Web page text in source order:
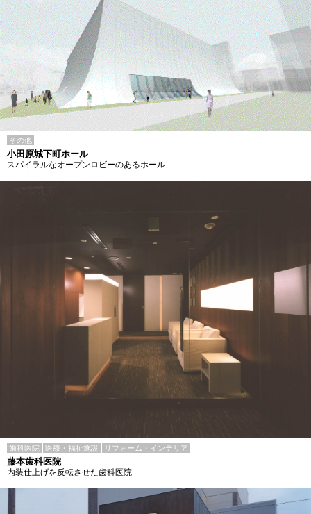
その他
小田原城下町ホール
スパイラルなオープンロビーのあるホール
歯科医院 医療・福祉施設 リフォーム・インテリア
藤本歯科医院
内装仕上げを反転させた歯科医院